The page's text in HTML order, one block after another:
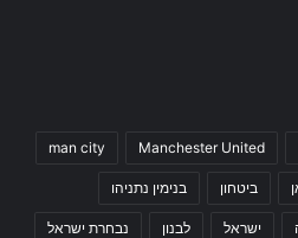
Manchester United
man city
ביטחון בנימין נתניהו
ישראל לבנון נבחרת ישראל